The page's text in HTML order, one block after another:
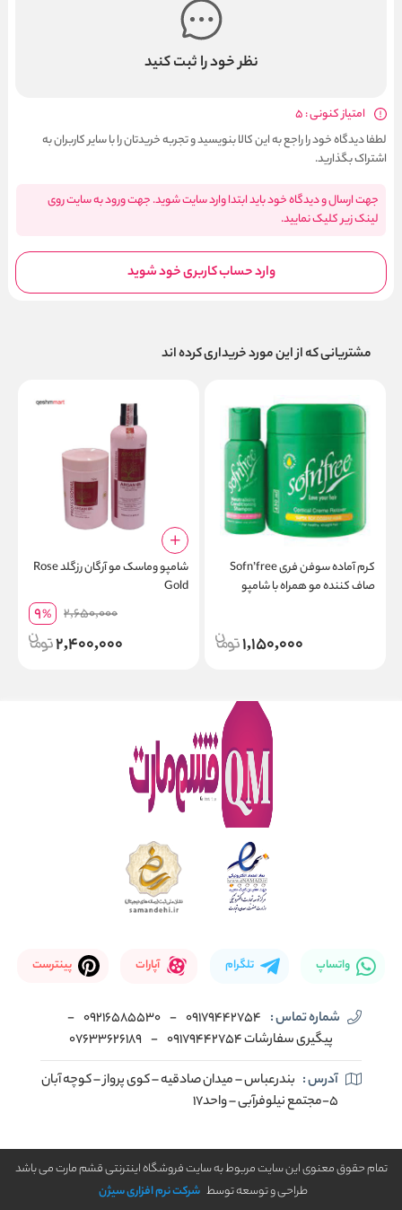
نظر خود را ثبت کنید
امتیاز کنونی : 5
لطفا دیدگاه خود را راجع به این کالا بنویسید و تجربه خریدتان را با سایر کاربران به
اشتراک بگذارید.
جهت ارسال و دیدگاه خود باید ابتدا وارد سایت شوید. جهت ورود به سایت روی
لینک زیر کلیک نمایید.
وارد حساب کاربری خود شوید
مشتریانی که از این مورد خریداری کرده اند
کرم آماده سوفن فری Sofn’free
صاف کننده مو همراه با شامپو
1,150,000
شامپو وماسک مو آرگان رزگلد Rose
Gold
2,650,000
9%
2,400,000
واتساپ تلگرام آپارات پینترست
شماره تماس : 09179442754
-
09216585530
-
پیگیری سفارشات 09179442754
-
07633626189
آدرس : بندرعباس – میدان صادقیه – کوی پرواز – کوچه آبان
5-مجتمع نیلوفرآبی – واحد17
تمام حقوق معنوی این سایت مربوط به سایت فروشگاه اینترنتی قشم مارت می باشد
طراحی و توسعه توسط شرکت نرم افزاری سیژن